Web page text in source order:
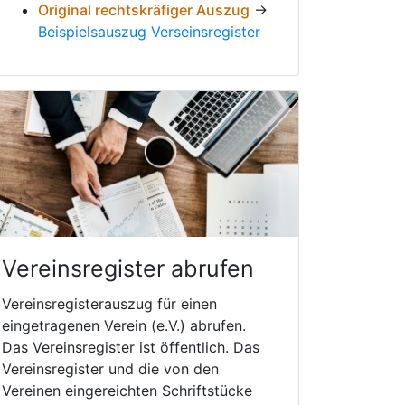
Original rechtskräfiger Auszug →
Beispielsauszug Verseinsregister
Vereinsregister abrufen
Vereinsregisterauszug für einen
eingetragenen Verein (e.V.) abrufen.
Das Vereinsregister ist öffentlich. Das
Vereinsregister und die von den
Vereinen eingereichten Schriftstücke